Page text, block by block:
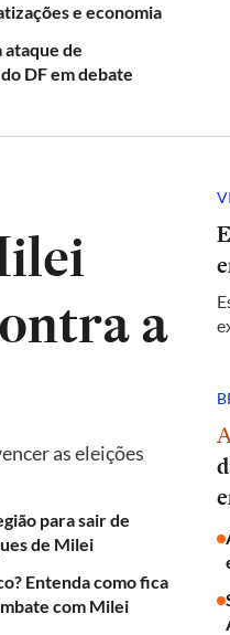
e economia
ataque de
DF em debate
a
as eleições
para sair de
de Milei
Entenda como fica
com Milei